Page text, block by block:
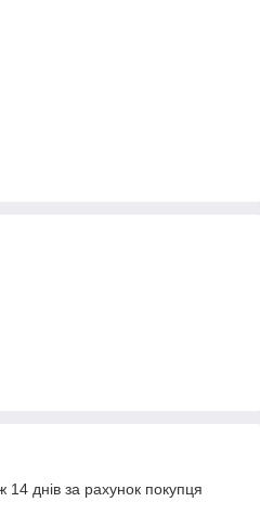
днів за рахунок покупця